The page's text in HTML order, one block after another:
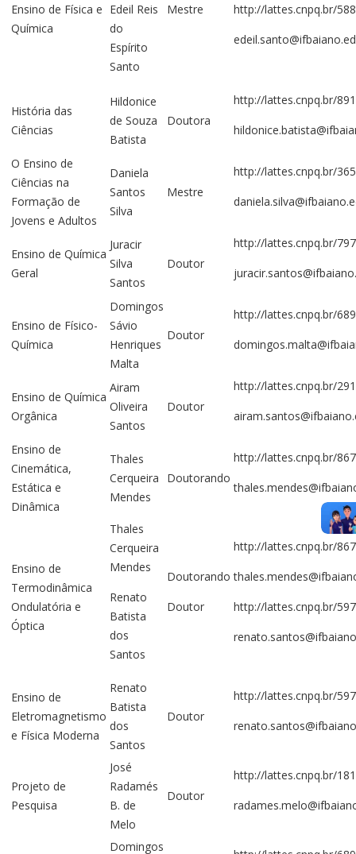
Ensino de Física e
Química
Edeil Reis
do
Espírito
Santo
Mestre
http://lattes.cnpq.br/
História das
Ciências
Hildonice
de Souza
Batista
Doutora
http://lattes.cnpq.br/
O Ensino de
Ciências na
Formação de
Jovens e Adultos
Daniela
Santos
Silva
Mestre
http://lattes.cnpq.br/
Ensino de Química
Geral
Juracir
Silva
Santos
Doutor
http://lattes.cnpq.br/
Ensino de Físico-
Química
Domingos
Sávio
Henriques
Malta
Doutor
http://lattes.cnpq.br/
Ensino de Química
Orgânica
Airam
Oliveira
Santos
Doutor
http://lattes.cnpq.br/
Ensino de
Cinemática,
Estática e
Dinâmica
Thales
Cerqueira
Mendes
Doutorando
http://lattes.cnpq.br/
Ensino de
Termodinâmica
Ondulatória e
Óptica
Thales
Cerqueira
Mendes
Renato
Batista
dos
Santos
Doutorando
Doutor
http://lattes.cnpq.br/
http://lattes.cnpq.br/
Ensino de
Eletromagnetismo
e Física Moderna
Renato
Batista
dos
Santos
Doutor
http://lattes.cnpq.br/
Projeto de
Pesquisa
José
Radamés
B. de
Melo
Doutor
http://lattes.cnpq.br/
Domingos